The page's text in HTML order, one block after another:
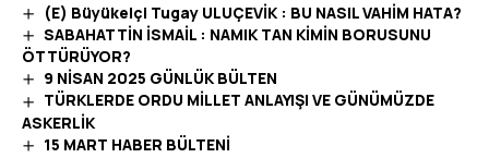
(E) Büyükelçi Tugay ULUÇEVİK : BU NASIL VAHİM HATA?
SABAHATTİN İSMAİL : NAMIK TAN KİMİN BORUSUNU
ÖTTÜRÜYOR?
9 NİSAN 2025 GÜNLÜK BÜLTEN
TÜRKLERDE ORDU MİLLET ANLAYIŞI VE GÜNÜMÜZDE
ASKERLİK
15 MART HABER BÜLTENİ